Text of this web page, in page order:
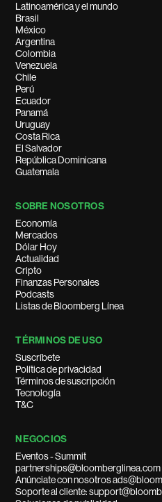
Latinoamérica y el mundo
Brasil
México
Argentina
Colombia
Venezuela
Chile
Perú
Ecuador
Panamá
Uruguay
Costa Rica
El Salvador
República Dominicana
Guatemala
SOBRE NOSOTROS
Economía
Mercados
Dólar Hoy
Actualidad
Cripto
Finanzas Personales
Podcasts
Listas de Bloomberg Línea
TÉRMINOS DE USO
Suscríbete
Política de privacidad
Términos de suscripción
Tecnología
T&C
NEGOCIOS
Eventos - Summit
partnerships@bloomberglinea.com
Anúnciate con nosotros
Soporte al cliente: